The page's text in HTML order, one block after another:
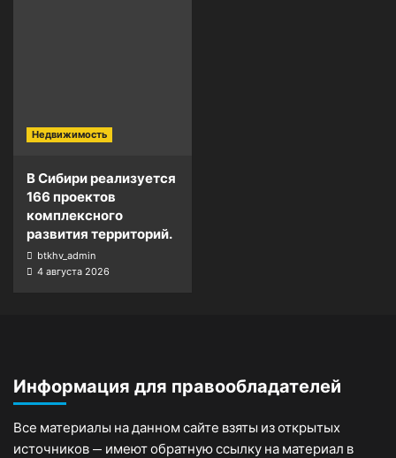
Недвижимость
В Сибири реализуется
166 проектов
комплексного
развития территорий.
btkhv_admin
4 августа 2026
Информация для правообладателей
Все материалы на данном сайте взяты из открытых
источников — имеют обратную ссылку на материал в